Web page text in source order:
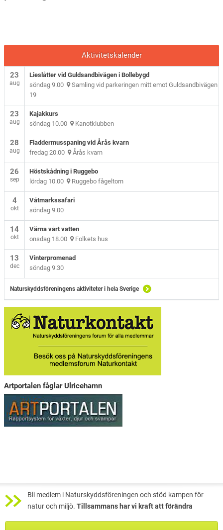
Aktivitetskalender
23
aug
Lieslåtter vid Guldsandbivägen i Bollebygd
söndag 9.00 Samling vid parkeringen mitt emot Guldsandbivägen
19
23
aug
Kajakkurs
söndag 10.00 Kanotklubben
28
aug
Fladdermusspaning vid Årås kvarn
fredag 20.00 Årås kvarn
26
sep
Höstskådning i Ruggebo
lördag 10.00 Ruggebo fågeltorn
4
okt
Våtmarkssafari
söndag 9.00
14
okt
Värna vårt vatten
onsdag 18.00 Folkets hus
13
dec
Vinterpromenad
söndag 9.30
Naturskyddsföreningens aktiviteter i hela Sverige
Artportalen fåglar Ulricehamn
Bli medlem i Naturskyddsföreningen och stöd kampen för
natur och miljö. Tillsammans har vi kraft att förändra